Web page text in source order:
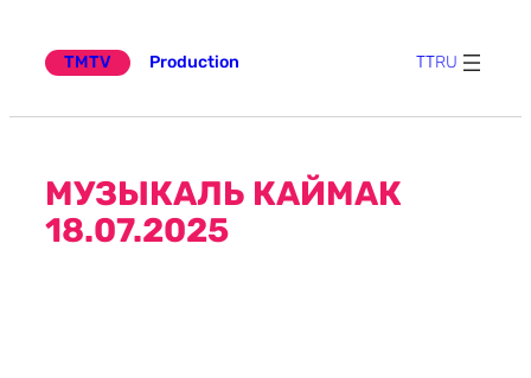
TMTV
Production TTRU
МУЗЫКАЛЬ КАЙМАК
18.07.2025